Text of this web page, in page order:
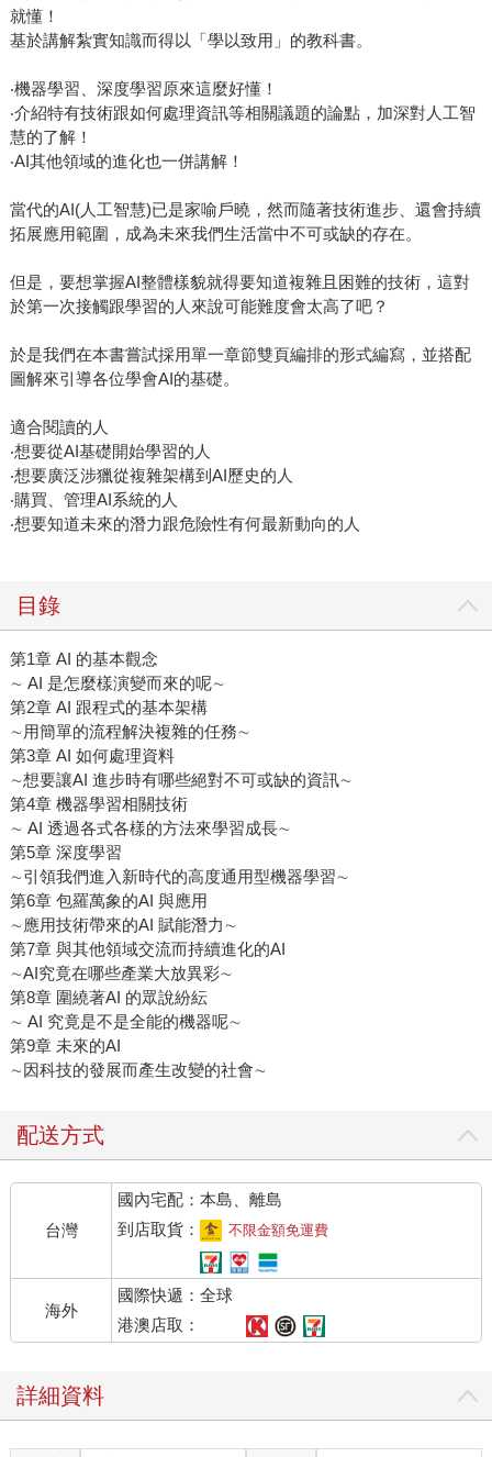
就懂！
基於講解紮實知識而得以「學以致用」的教科書。
‧機器學習、深度學習原來這麼好懂！
‧介紹特有技術跟如何處理資訊等相關議題的論點，加深對人工智
慧的了解！
‧AI其他領域的進化也一併講解！
當代的AI(人工智慧)已是家喻戶曉，然而隨著技術進步、還會持續
拓展應用範圍，成為未來我們生活當中不可或缺的存在。
但是，要想掌握AI整體樣貌就得要知道複雜且困難的技術，這對
於第一次接觸跟學習的人來說可能難度會太高了吧？
於是我們在本書嘗試採用單一章節雙頁編排的形式編寫，並搭配
圖解來引導各位學會AI的基礎。
適合閱讀的人
‧想要從AI基礎開始學習的人
‧想要廣泛涉獵從複雜架構到AI歷史的人
‧購買、管理AI系統的人
‧想要知道未來的潛力跟危險性有何最新動向的人
目錄
第1章 AI 的基本觀念
∼ AI 是怎麼樣演變而來的呢∼
第2章 AI 跟程式的基本架構
∼用簡單的流程解決複雜的任務∼
第3章 AI 如何處理資料
∼想要讓AI 進步時有哪些絕對不可或缺的資訊∼
第4章 機器學習相關技術
∼ AI 透過各式各樣的方法來學習成長∼
第5章 深度學習
∼引領我們進入新時代的高度通用型機器學習∼
第6章 包羅萬象的AI 與應用
∼應用技術帶來的AI 賦能潛力∼
第7章 與其他領域交流而持續進化的AI
∼AI究竟在哪些產業大放異彩∼
第8章 圍繞著AI 的眾說紛紜
∼ AI 究竟是不是全能的機器呢∼
第9章 未來的AI
∼因科技的發展而產生改變的社會∼
配送方式
台灣
國內宅配：本島、離島
到店取貨：
不限金額免運費
海外
國際快遞：全球
港澳店取：
詳細資料